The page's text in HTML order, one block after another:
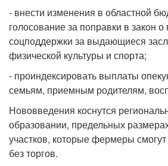
- внести изменения в областной
голосование за поправки в закон
соцподдержки за выдающиеся
физической культуры и спорта;
- проиндексировать выплаты
семьям, приемным родителям,
Нововведения коснутся
образовании, предельных
участков, которые фермеры
без торгов.